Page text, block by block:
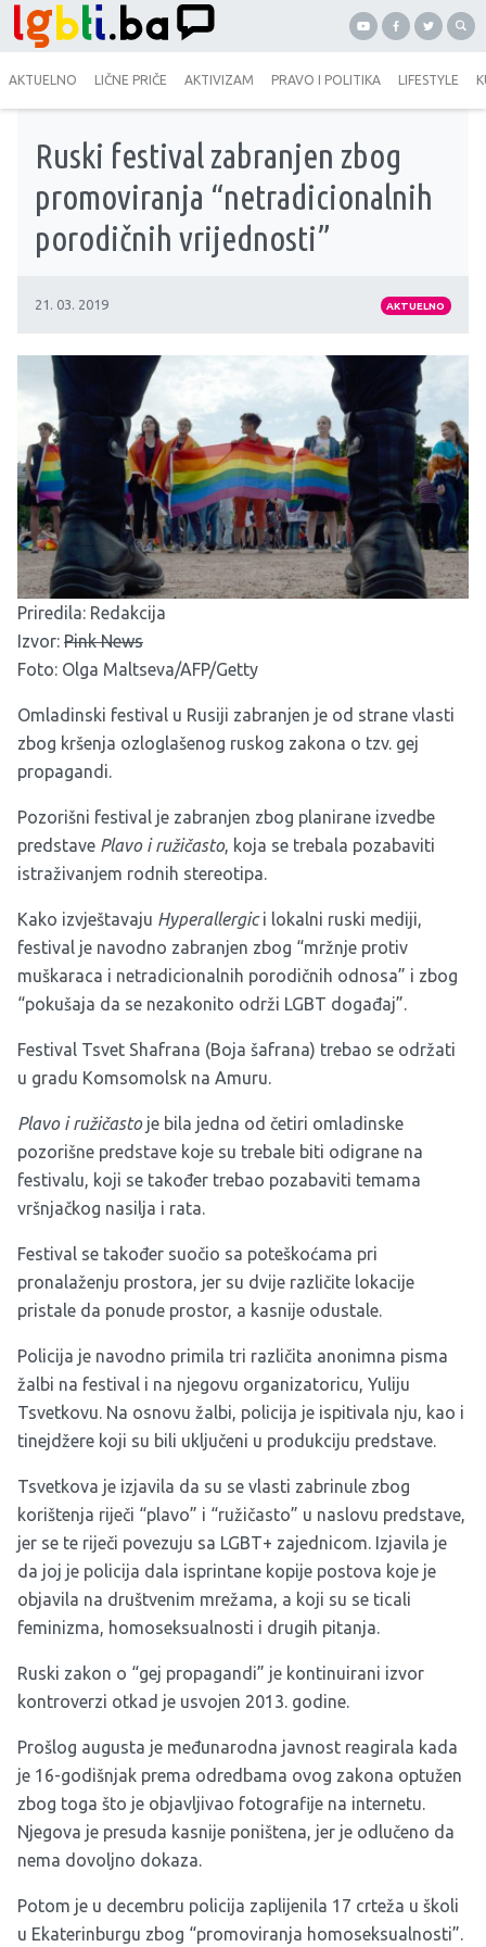
AKTUELNO LIČNE PRIČE AKTIVIZAM PRAVO I POLITIKA LIFESTYLE
Ruski festival zabranjen zbog
promoviranja “netradicionalnih
porodičnih vrijednosti”
21. 03. 2019 AKTUELNO
Priredila: Redakcija
Izvor: Pink News
Foto: Olga Maltseva/AFP/Getty
Omladinski festival u Rusiji zabranjen je od strane vlasti
zbog kršenja ozloglašenog ruskog zakona o tzv. gej
propagandi.
Pozorišni festival je zabranjen zbog planirane izvedbe
predstave Plavo i ružičasto, koja se trebala pozabaviti
istraživanjem rodnih stereotipa.
Kako izvještavaju Hyperallergici lokalni ruski mediji,
festival je navodno zabranjen zbog “mržnje protiv
muškaraca i netradicionalnih porodičnih odnosa” i zbog
“pokušaja da se nezakonito održi LGBT događaj”.
Festival Tsvet Shafrana (Boja šafrana) trebao se održati
u gradu Komsomolsk na Amuru.
Plavo i ružičasto je bila jedna od četiri omladinske
pozorišne predstave koje su trebale biti odigrane na
festivalu, koji se također trebao pozabaviti temama
vršnjačkog nasilja i rata.
Festival se također suočio sa poteškoćama pri
pronalaženju prostora, jer su dvije različite lokacije
pristale da ponude prostor, a kasnije odustale.
Policija je navodno primila tri različita anonimna pisma
žalbi na festival i na njegovu organizatoricu, Yuliju
Tsvetkovu. Na osnovu žalbi, policija je ispitivala nju, kao i
tinejdžere koji su bili uključeni u produkciju predstave.
Tsvetkova je izjavila da su se vlasti zabrinule zbog
korištenja riječi “plavo” i “ružičasto” u naslovu predstave,
jer se te riječi povezuju sa LGBT+ zajednicom. Izjavila je
da joj je policija dala isprintane kopije postova koje je
objavila na društvenim mrežama, a koji su se ticali
feminizma, homoseksualnosti i drugih pitanja.
Ruski zakon o “gej propagandi” je kontinuirani izvor
kontroverzi otkad je usvojen 2013. godine.
Prošlog augusta je međunarodna javnost reagirala kada
je 16-godišnjak prema odredbama ovog zakona optužen
zbog toga što je objavljivao fotografije na internetu.
Njegova je presuda kasnije poništena, jer je odlučeno da
nema dovoljno dokaza.
Potom je u decembru policija zaplijenila 17 crteža u školi
u Ekaterinburgu zbog “promoviranja homoseksualnosti”.